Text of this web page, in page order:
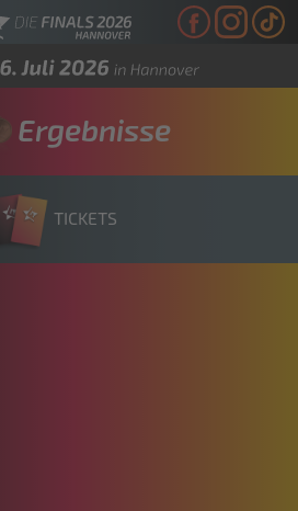
Ergebnisse
TICKETS